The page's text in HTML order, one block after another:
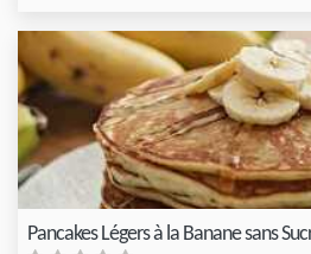
Pancakes Légers à la Banane sans